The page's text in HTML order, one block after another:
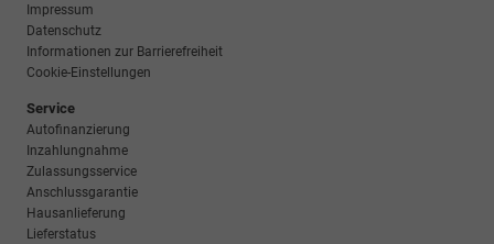
Impressum
Datenschutz
Informationen zur Barrierefreiheit
Cookie-Einstellungen
Service
Autofinanzierung
Inzahlungnahme
Zulassungsservice
Anschlussgarantie
Hausanlieferung
Lieferstatus